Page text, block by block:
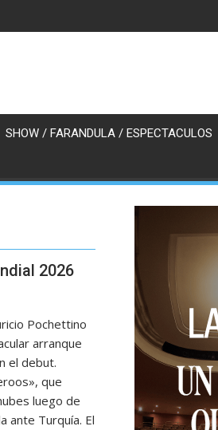
SHOW / FARANDULA / ESPECTACULOS
2026
Pochettino
arranque
el debut.
que
luego de
ante Turquía. El